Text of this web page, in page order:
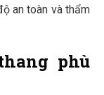
an toàn và thẩm
phù